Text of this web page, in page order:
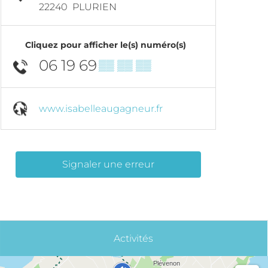
22240 PLURIEN
Cliquez pour afficher le(s) numéro(s)
06 19 69▒▒ ▒▒ ▒▒
www.isabelleaugagneur.fr
Signaler une erreur
Activités